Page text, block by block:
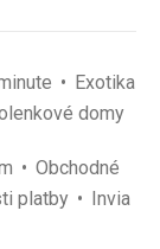
Exotika
domy
Obchodné
platby
Invia